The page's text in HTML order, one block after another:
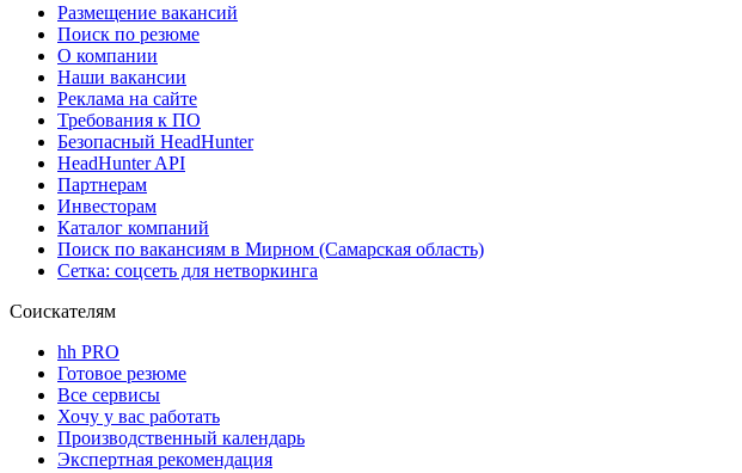
Размещение вакансий
Поиск по резюме
О компании
Наши вакансии
Реклама на сайте
Требования к ПО
Безопасный HeadHunter
HeadHunter API
Партнерам
Инвесторам
Каталог компаний
Поиск по вакансиям в Мирном (Самарская область)
Сетка: соцсеть для нетворкинга
Соискателям
hh PRO
Готовое резюме
Все сервисы
Хочу у вас работать
Производственный календарь
Экспертная рекомендация